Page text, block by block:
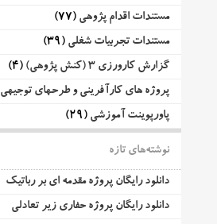
مستندات اقدام پژوهی (77)
مستندات تجربیات شغلی (39)
گزارش کارورزی 3 (کنش پژوهی)
(4)
پروژه های کارآفرینی و طرحهای توجیهی
پاورپوینت آموزشی (29)
نوشته‌های تازه
دانلود رایگان پروژه مقدمه ای بر رباتیک
دانلود رایگان پروژه حفاری زیر تعادلی